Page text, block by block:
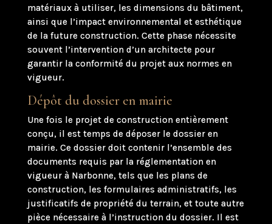
matériaux à utiliser, les dimensions du bâtiment,
ainsi que l’impact environnemental et esthétique
de la future construction. Cette phase nécessite
souvent l’intervention d’un architecte pour
garantir la conformité du projet aux normes en
vigueur.
Dépôt du dossier en mairie
Une fois le projet de construction entièrement
conçu, il est temps de déposer le dossier en
mairie. Ce dossier doit contenir l’ensemble des
documents requis par la réglementation en
vigueur à Narbonne, tels que les plans de
construction, les formulaires administratifs, les
justificatifs de propriété du terrain, et toute autre
pièce nécessaire à l’instruction du dossier. Il est